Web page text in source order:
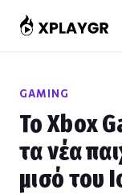
στο
περιεχόμενο
GAMING
Το Xbox
τα νέα
μισό του